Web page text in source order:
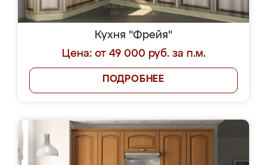
Кухня "Фрейя"
Цена: от 49 000 руб. за п.м.
ПОДРОБНЕЕ